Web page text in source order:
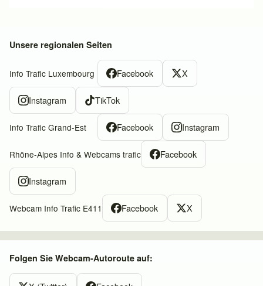
Unsere regionalen Seiten
Info Trafic Luxembourg Facebook X
Instagram TikTok
Info Trafic Grand-Est Facebook Instagram
Rhône-Alpes Info & Webcams trafic Facebook
Instagram
Webcam Info Trafic E411 Facebook X
Folgen Sie Webcam-Autoroute auf: